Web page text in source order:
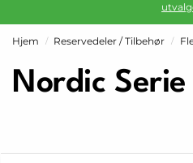
Hjem / Reservedeler / Tilbehør /
Nordic Serie